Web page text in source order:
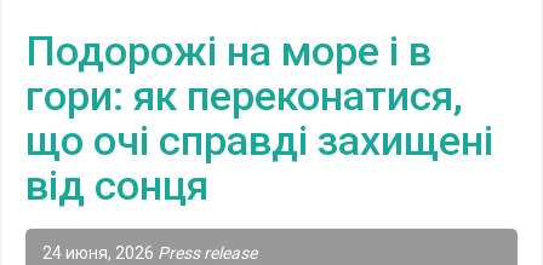
Подорожі на море і в
гори: як переконатися,
що очі справді захищені
від сонця
24 июня, 2026 Press release